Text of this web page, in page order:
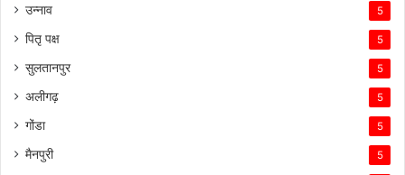
उन्नाव 5
पितृ पक्ष 5
सुलतानपुर 5
अलीगढ़ 5
गोंडा 5
मैनपुरी 5